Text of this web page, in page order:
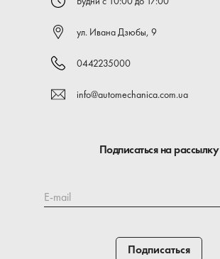
ул. Ивана Дзюбы, 9
0442235000
info@automechanica.com.ua
Подписаться на рассылку
E-mail
Подписаться